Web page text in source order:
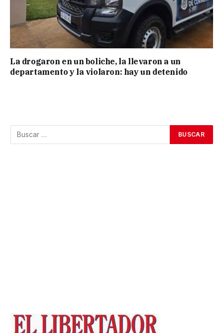
La drogaron en un boliche, la llevaron a un
departamento y la violaron: hay un detenido